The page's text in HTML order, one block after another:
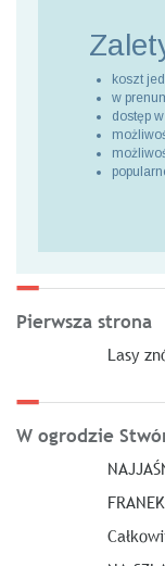
koszt
w
dostęp
Pierwsza strona
Lasy
W ogrodzie